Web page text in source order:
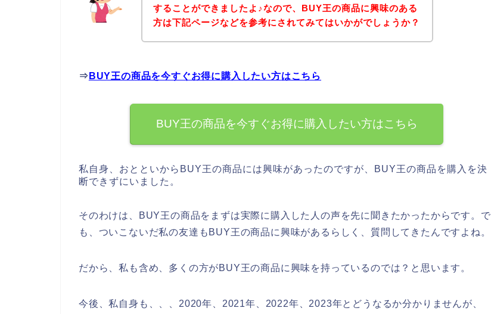
することができましたよ♪なので、BUY王の商品に興味のある
方は下記ページなどを参考にされてみてはいかがでしょうか？
⇒ BUY王の商品を今すぐお得に購入したい方はこちら
BUY王の商品を今すぐお得に購入したい方はこちら
私自身、おとといからBUY王の商品には興味があったのですが、BUY王の商品を購入を決
断できずにいました。
そのわけは、BUY王の商品をまずは実際に購入した人の声を先に聞きたかったからです。で
も、ついこないだ私の友達もBUY王の商品に興味があるらしく、質問してきたんですよね。
だから、私も含め、多くの方がBUY王の商品に興味を持っているのでは？と思います。
今後、私自身も、、、2020年、2021年、2022年、2023年とどうなるか分かりませんが、